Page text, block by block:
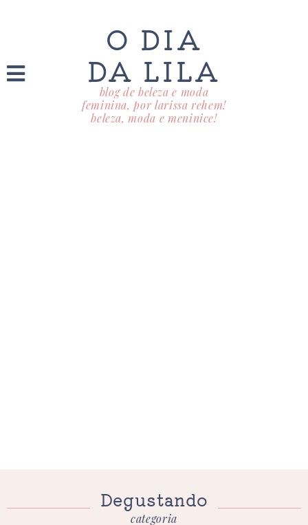
O DIA
DA LILA
blog de beleza e moda
feminina, por larissa rehem!
beleza, moda e meninice!
Degustando
categoria